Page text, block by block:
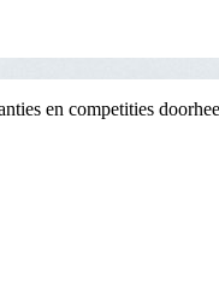
en competities